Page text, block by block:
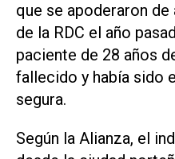
que se apoderaron
de la RDC el año
paciente de 28 años
fallecido y había sido
segura.
Según la Alianza, el